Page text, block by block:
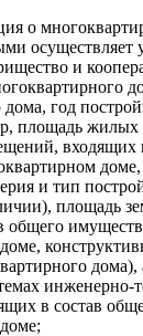
о
осуществляет
и
год
площадь
входящих
доме,
и тип
площадь
общего
дома),
инженерно-
в состав